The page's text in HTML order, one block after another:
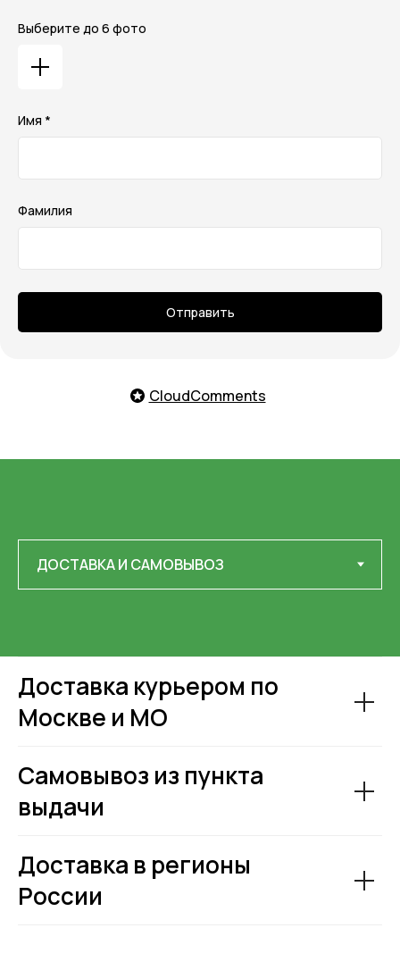
Выберите до 6 фото
Имя *
Фамилия
Отправить
CloudComments
Доставка курьером по
Москве и МО
Самовывоз из пункта
выдачи
Доставка в регионы
России